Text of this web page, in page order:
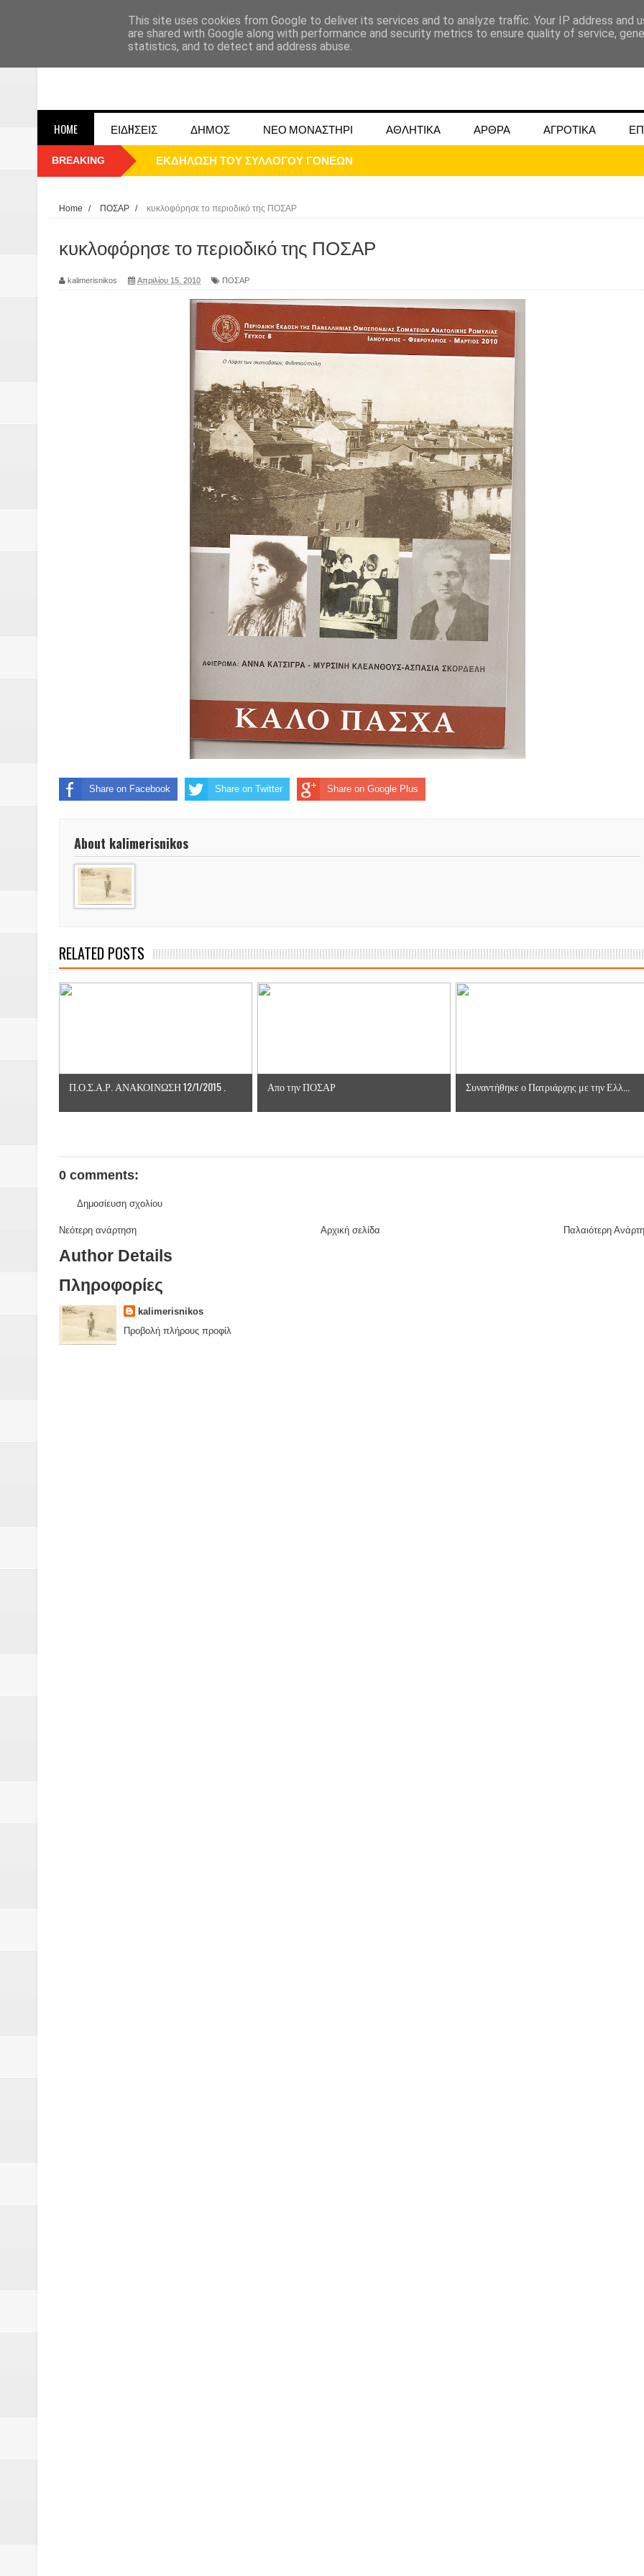
HOME ΕΙΔHΣΕΙΣ ΔΗΜΟΣ ΝΕΟ ΜΟΝΑΣΤΗΡΙ ΑΘΛΗΤΙΚΑ ΑΡΘΡΑ ΑΓΡΟΤΙΚΑ
BREAKING ΠΑΡΕ΄ΛΑΣΗ 25ΗΣ 2025
ΟΙ ΕΚΔΗΛΩΣΕΙΣ ΤΟΥ ΔΗΜΟΥ ΔΟΜΟΚΟΥ ΓΙΑ ΜΑΙΟ ΚΑΙ ΙΟΥΝΙΟ 2024
Η εκτέλεση των αδελφών Παπαιωάννου στην Ομβριακή Δομοκού την 1η Δεκέμβρη 1942
Δύο νέα μηχανήμτα στο Δήμο Δομοκού.
ΝΟΕΜΒΡΙΟΣ 1943 80 χρόνια από το κάψιμο των χωριών της Λίμνης Πλαστήρα από Ιταλούς και
κατακτητές
Αδελφές Αλεξανδρή: Οι τρίδυμες Ελληνίδες με ρίζες απο τον Δομοκό που κυριαρχούν στο
Πρωτάθλημα με την Αυστρία!
Ξεκινούν οι αιτήσεις συμμετοχής στο Διαγωνισμό Ιδεών - Hackathon που διοργανώνει η
τη διαμόρφωση - επεξεργασία πρωτότυπων ιδεών στους τομείς της περιβαλλοντικής
ανθεκτικότητας έναντι των επιπτώσεων της κλιματικής αλλαγής
Συνεδριάζει η οικονομική επιτροπή του Δήμου Δομοκού
ΠΡΟΚΗΡΥΞΗ ΑΝΟΙΚΤΟΥ ΗΛΕΚΤΡΟΝΙΚΟΥ ΔΙΑΓΩΝΙΣΜΟΥ «ΛΕΙΤΟΥΡΓΙΑ ΒΙΟΚΑ ΧΥΤΑ
Βάιος Γκανής Δομοκός : Δύο μήνες μετά τις πλημμύρες και κινδυνεύουμε να
ΔΙΑΚΟΠΕΣ ΡΕΥΜΑΤΟΣ ΣΤΗΝ ΔΕΗ
ΕΙΔΩΛΙΑ Από ΠΡΟΕΡΝΑ Ναός Δήμητρας
ΤΟ ΙΕΡΟ ΤΗΣ ΘΕΑΣ ΔΗΜΗΤΡΑΣ ΣΤΗΝ ΠΡΟΕΡΝΑ ΣΤΟ ΝΕΟ ΜΟΝΑΣΤΉΡΙ
Νεομοναστηριώτικα ...Λαϊκή Μαντεία και έθιμα που χάνονται στον καιρό…
Home / ΠΟΣΑΡ / κυκλοφόρησε το περιοδικό της ΠΟΣΑΡ
κυκλοφόρησε το περιοδικό της ΠΟΣΑΡ
kalimerisnikos Απριλίου 15, 2010 ΠΟΣΑΡ
Share on Facebook Share on Twitter Share on Google Plus
About kalimerisnikos
RELATED POSTS
Π.Ο.Σ.Α.Ρ. ΑΝΑΚΟΙΝΩΣΗ 12/1/2015 . Απο την ΠΟΣΑΡ Συναντήθηκε ο Πατριάρχης με την Ελλ...
0 comments:
Δημοσίευση σχολίου
Νεότερη ανάρτηση Παλαιότερη
Αρχική σελίδα
Author Details
Πληροφορίες
kalimerisnikos
Προβολή πλήρους προφίλ
This site uses cookies from Google to deliver its services and to analyze traffic. Your IP address and
are shared with Google along with performance and security metrics to ensure quality of service,
statistics, and to detect and address abuse.